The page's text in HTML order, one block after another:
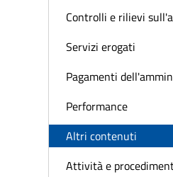
Controlli e rilievi
Servizi erogati
Pagamenti
Performance
Altri contenuti
Attività e